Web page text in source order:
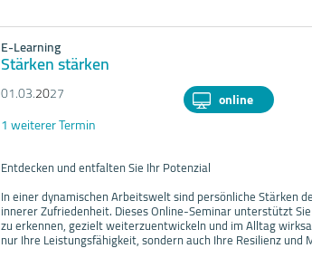
E-Learning
Stärken stärken
01.03.2027 online
1 weiterer Termin
Entdecken und entfalten Sie Ihr Potenzial
In einer dynamischen Arbeitswelt sind persönliche Stärken
innerer Zufriedenheit. Dieses Online-Seminar unterstützt
zu erkennen, gezielt weiterzuentwickeln und im Alltag
nur Ihre Leistungsfähigkeit, sondern auch Ihre Resilienz und